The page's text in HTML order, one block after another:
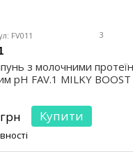
FV011 3
з молочними
pH FAV.1 MILKY
Купити